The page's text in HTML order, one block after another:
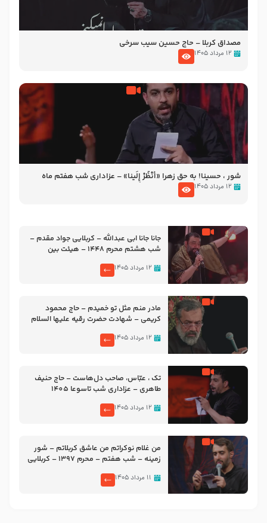
مصداق کربلا – حاج حسین سیب سرخی
۱۲ مرداد ۱۴۰۵
شور ، حسینا! به‌ حق زهرا «أُنْظُرْ إِلَینا» – عزاداری شب هفتم ماه
محرّم 1405
۱۲ مرداد ۱۴۰۵
جانا جانا ابی عبدالله – کربلایی جواد مقدم –
شب هشتم محرم 1448 – هیئت بین
۱۲ مرداد ۱۴۰۵
مادر منم مثل تو خمیدم – حاج محمود
کریمی – شهادت حضرت رقیه علیها السلام
۱۲ مرداد ۱۴۰۵
تک ، عبّاس، صاحب دل‌هاست – حاج حنیف
طاهری – عزاداری شب تاسوعا 1405
۱۲ مرداد ۱۴۰۵
من غلام نوکراتم من عاشق کربلاتم – شور
زمینه – شب هفتم – محرم 1397 – کربلایی
۱۱ مرداد ۱۴۰۵